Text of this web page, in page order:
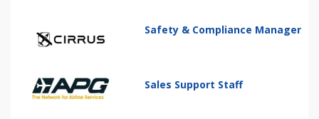
Safety & Compliance Manager
Sales Support Staff